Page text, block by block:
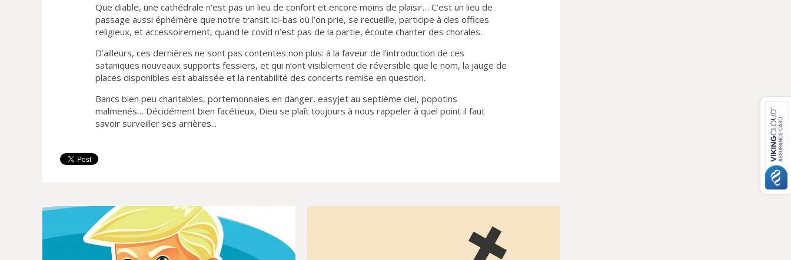
Que diable, une cathédrale n’est pas un lieu de confort et encore moins de plaisir… C’est un lieu de
passage aussi éphémère que notre transit ici-bas où l’on prie, se recueille, participe à des offices
religieux, et accessoirement, quand le covid n’est pas de la partie, écoute chanter des chorales.
D’ailleurs, ces dernières ne sont pas contentes non plus: à la faveur de l’introduction de ces
sataniques nouveaux supports fessiers, et qui n’ont visiblement de réversible que le nom, la jauge de
places disponibles est abaissée et la rentabilité des concerts remise en question.
Bancs bien peu charitables, portemonnaies en danger, easyjet au septième ciel, popotins
malmenés… Décidément bien facétieux, Dieu se plaît toujours à nous rappeler à quel point il faut
savoir surveiller ses arrières...